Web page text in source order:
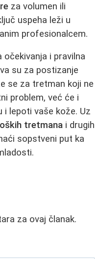
za volumen ili
uspeha leži u
profesionalcem.
i pravilna
su za postizanje
se za tretman koji ne
problem, već će i
i lepoti vaše kože. Uz
tretmana i drugih
sopstveni put ka
za ovaj članak.